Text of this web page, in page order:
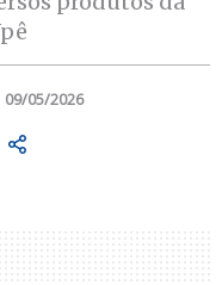
09/05/2026